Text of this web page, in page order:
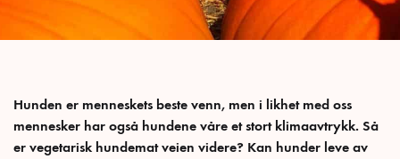
Hunden er menneskets beste venn, men i likhet med oss
mennesker har også hundene våre et stort klimaavtrykk. Så
er vegetarisk hundemat veien videre? Kan hunder leve av